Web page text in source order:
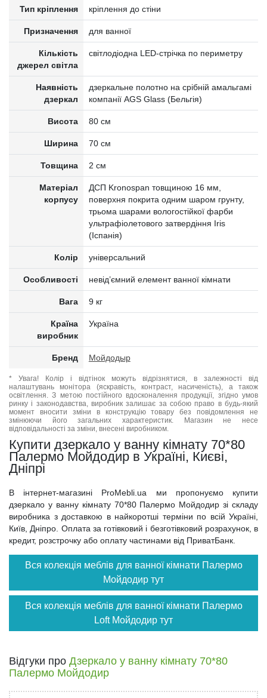
Тип кріплення кріплення до стіни
Призначення для ванної
Кількість
джерел світла
світлодіодна LED-стрічка по периметру
Наявність
дзеркал
дзеркальне полотно на срібній амальгамі
компанії AGS Glass (Бельгія)
Висота 80 см
Ширина 70 см
Товщина 2 см
Матеріал
корпусу
ДСП Kronospan товщиною 16 мм,
поверхня покрита одним шаром грунту,
трьома шарами вологостійкої фарби
ультрафіолетового затвердіння Iris
(Іспанія)
Колір універсальний
Особливості невід’ємний елемент ванної кімнати
Вага 9 кг
Країна
виробник
Україна
Бренд Мойдодыр
* Увага! Колір і відтінок можуть відрізнятися, в залежності від
налаштувань монітора (яскравість, контраст, насиченість), а також
освітлення. З метою постійного вдосконалення продукції, згідно умов
ринку і законодавства, виробник залишає за собою право в будь-який
момент вносити зміни в конструкцію товару без повідомлення не
змінюючи його загальних характеристик. Магазин не несе
відповідальності за зміни, внесені виробником.
Купити дзеркало у ванну кімнату 70*80
Палермо Мойдодир в Україні, Києві,
Дніпрі
В інтернет-магазині ProMebli.ua ми пропонуємо купити
дзеркало у ванну кімнату 70*80 Палермо Мойдодир зі складу
виробника з доставкою в найкоротші терміни по всій Україні,
Київ, Дніпро. Оплата за готівковий і безготівковий розрахунок, в
кредит, розстрочку або оплату частинами від ПриватБанк.
Вся колекція меблів для ванної кімнати Палермо
Мойдодир тут
Вся колекція меблів для ванної кімнати Палермо
Loft Мойдодир тут
Відгуки про Дзеркало у ванну кімнату 70*80
Палермо Мойдодир